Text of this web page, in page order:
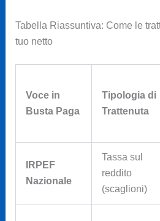
Tabella Riassuntiva: Come le
tuo netto
Voce in
Busta Paga
Tipologia di
Trattenuta
IRPEF
Nazionale
Tassa sul
reddito
(scaglioni)